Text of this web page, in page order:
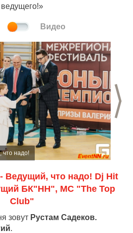
ведущего!»
Видео
что надо!
Ведущий, что надо! Dj Hit
БК"НН", МС "The Top
Club"
зовут Рустам Садеков.
.